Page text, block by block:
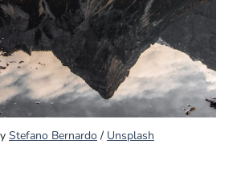
Stefano Bernardo / Unsplash